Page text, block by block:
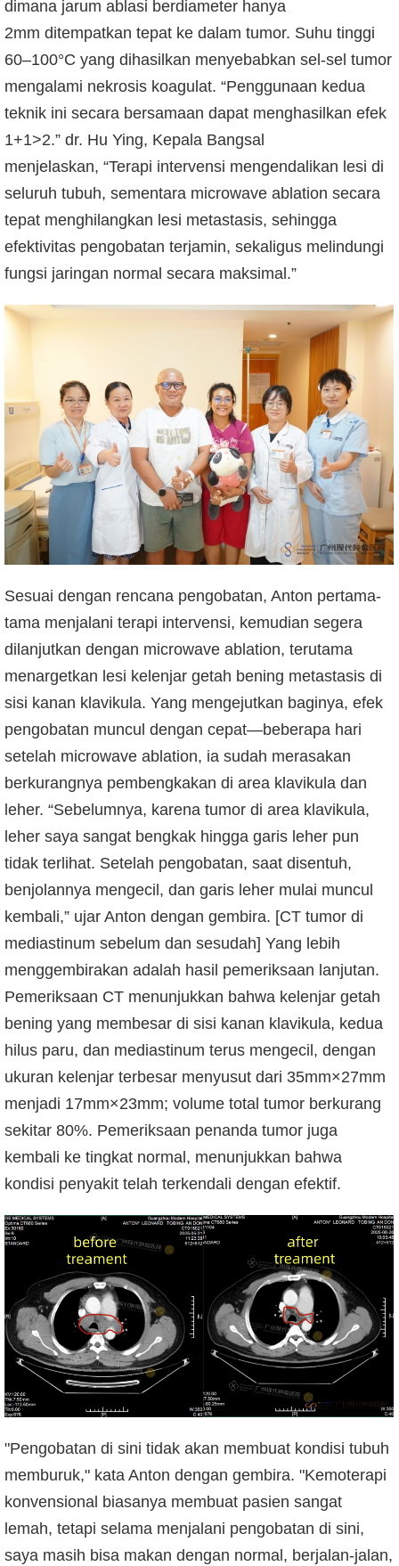
dimana jarum ablasi berdiameter hanya
2mm ditempatkan tepat ke dalam tumor. Suhu tinggi
60–100°C yang dihasilkan menyebabkan sel-sel tumor
mengalami nekrosis koagulat. “Penggunaan kedua
teknik ini secara bersamaan dapat menghasilkan efek
1+1>2.” dr. Hu Ying, Kepala Bangsal
menjelaskan, “Terapi intervensi mengendalikan lesi di
seluruh tubuh, sementara microwave ablation secara
tepat menghilangkan lesi metastasis, sehingga
efektivitas pengobatan terjamin, sekaligus melindungi
fungsi jaringan normal secara maksimal.”
Sesuai dengan rencana pengobatan, Anton pertama-
tama menjalani terapi intervensi, kemudian segera
dilanjutkan dengan microwave ablation, terutama
menargetkan lesi kelenjar getah bening metastasis di
sisi kanan klavikula. Yang mengejutkan baginya, efek
pengobatan muncul dengan cepat—beberapa hari
setelah microwave ablation, ia sudah merasakan
berkurangnya pembengkakan di area klavikula dan
leher. “Sebelumnya, karena tumor di area klavikula,
leher saya sangat bengkak hingga garis leher pun
tidak terlihat. Setelah pengobatan, saat disentuh,
benjolannya mengecil, dan garis leher mulai muncul
kembali,” ujar Anton dengan gembira. [CT tumor di
mediastinum sebelum dan sesudah] Yang lebih
menggembirakan adalah hasil pemeriksaan lanjutan.
Pemeriksaan CT menunjukkan bahwa kelenjar getah
bening yang membesar di sisi kanan klavikula, kedua
hilus paru, dan mediastinum terus mengecil, dengan
ukuran kelenjar terbesar menyusut dari 35mm×27mm
menjadi 17mm×23mm; volume total tumor berkurang
sekitar 80%. Pemeriksaan penanda tumor juga
kembali ke tingkat normal, menunjukkan bahwa
kondisi penyakit telah terkendali dengan efektif.
"Pengobatan di sini tidak akan membuat kondisi tubuh
memburuk," kata Anton dengan gembira. "Kemoterapi
konvensional biasanya membuat pasien sangat
lemah, tetapi selama menjalani pengobatan di sini,
saya masih bisa makan dengan normal, berjalan-jalan,